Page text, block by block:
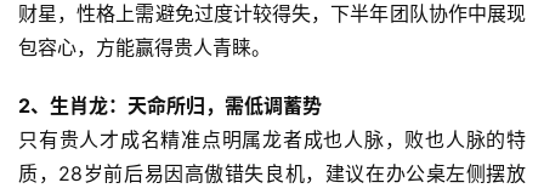
财星，性格上需避免过度计较得失，下半年团队协作中展现
包容心，方能赢得贵人青睐。
2、生肖龙：天命所归，需低调蓄势
只有贵人才成名精准点明属龙者成也人脉，败也人脉的特
质，28岁前后易因高傲错失良机，建议在办公桌左侧摆放